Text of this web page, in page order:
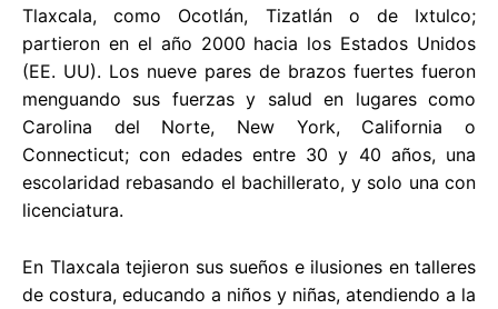
Tlaxcala, como Ocotlán, Tizatlán o de Ixtulco;
partieron en el año 2000 hacia los Estados Unidos
(EE. UU). Los nueve pares de brazos fuertes fueron
menguando sus fuerzas y salud en lugares como
Carolina del Norte, New York, California o
Connecticut; con edades entre 30 y 40 años, una
escolaridad rebasando el bachillerato, y solo una con
licenciatura.
En Tlaxcala tejieron sus sueños e ilusiones en talleres
de costura, educando a niños y niñas, atendiendo a la